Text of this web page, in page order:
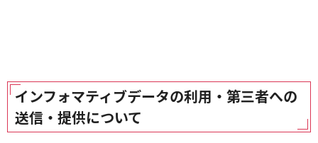
インフォマティブデータの利用・第三者への
送信・提供について